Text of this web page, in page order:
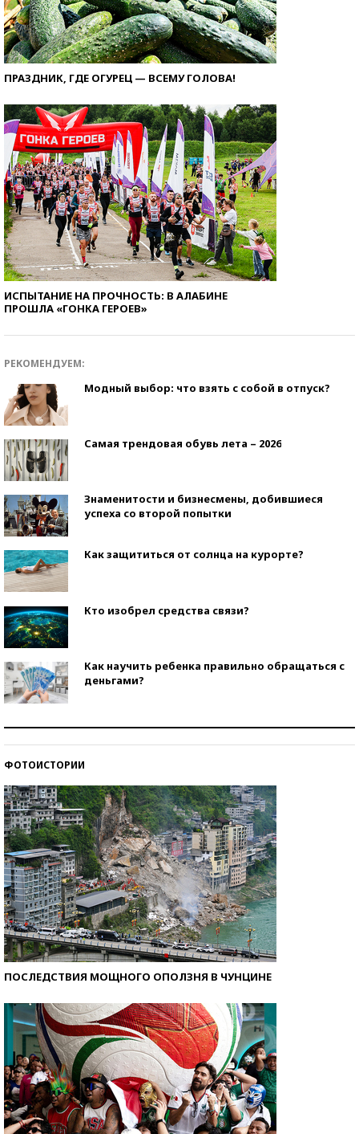
ПРАЗДНИК, ГДЕ ОГУРЕЦ — ВСЕМУ ГОЛОВА!
ИСПЫТАНИЕ НА ПРОЧНОСТЬ: В АЛАБИНЕ
ПРОШЛА «ГОНКА ГЕРОЕВ»
РЕКОМЕНДУЕМ:
Модный выбор: что взять с собой в отпуск?
Самая трендовая обувь лета – 2026
Знаменитости и бизнесмены, добившиеся
успеха со второй попытки
Как защититься от солнца на курорте?
Кто изобрел средства связи?
Как научить ребенка правильно обращаться с
деньгами?
ФОТОИСТОРИИ
ПОСЛЕДСТВИЯ МОЩНОГО ОПОЛЗНЯ В ЧУНЦИНЕ